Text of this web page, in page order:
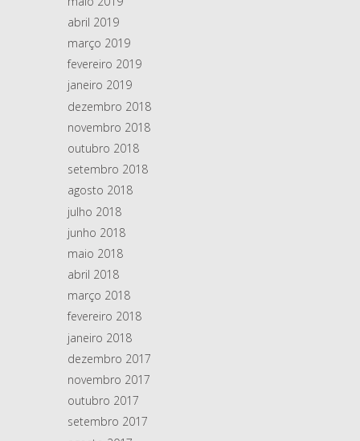
abril 2019
março 2019
fevereiro 2019
janeiro 2019
dezembro 2018
novembro 2018
outubro 2018
setembro 2018
agosto 2018
julho 2018
junho 2018
maio 2018
abril 2018
março 2018
fevereiro 2018
janeiro 2018
dezembro 2017
novembro 2017
outubro 2017
setembro 2017